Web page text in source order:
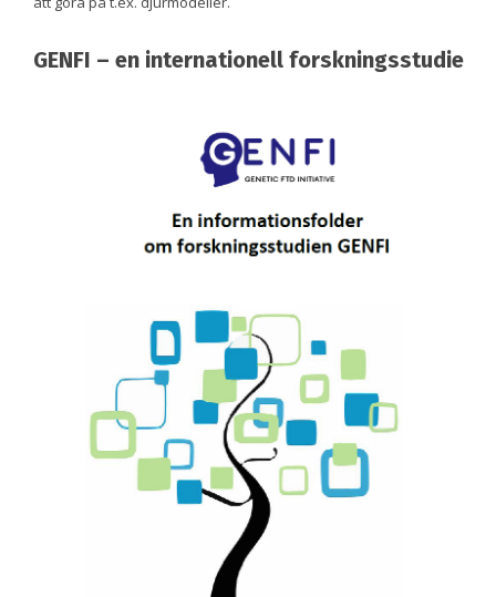
GENFI – en internationell forskningsstudie